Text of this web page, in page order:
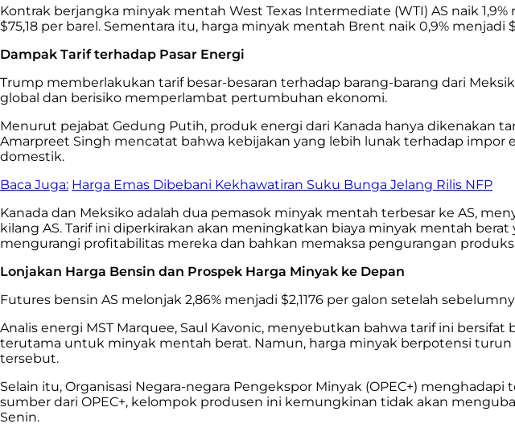
Kontrak berjangka minyak mentah West Texas Intermediate (WTI) AS naik
$75,18 per barel. Sementara itu, harga minyak mentah Brent naik 0,9%
Dampak Tarif terhadap Pasar Energi
Trump memberlakukan tarif besar-besaran terhadap barang-barang dari
global dan berisiko memperlambat pertumbuhan ekonomi.
Menurut pejabat Gedung Putih, produk energi dari Kanada hanya dikenakan
Amarpreet Singh mencatat bahwa kebijakan yang lebih lunak terhadap
domestik.
Baca Juga: Harga Emas Dibebani Kekhawatiran Suku Bunga Jelang Rilis NFP
Kanada dan Meksiko adalah dua pemasok minyak mentah terbesar ke AS,
kilang AS. Tarif ini diperkirakan akan meningkatkan biaya minyak mentah
mengurangi profitabilitas mereka dan bahkan memaksa pengurangan
Lonjakan Harga Bensin dan Prospek Harga Minyak ke Depan
Futures bensin AS melonjak 2,86% menjadi $2,1176 per galon setelah
Analis energi MST Marquee, Saul Kavonic, menyebutkan bahwa tarif ini
terutama untuk minyak mentah berat. Namun, harga minyak berpotensi
tersebut.
Selain itu, Organisasi Negara-negara Pengekspor Minyak (OPEC+)
sumber dari OPEC+, kelompok produsen ini kemungkinan tidak akan
Senin.